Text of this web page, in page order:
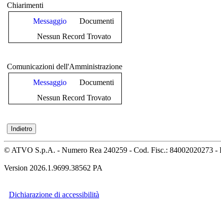
Chiarimenti
Messaggio
Documenti
Nessun Record Trovato
Comunicazioni dell'Amministrazione
Messaggio
Documenti
Nessun Record Trovato
© ATVO S.p.A. - Numero Rea 240259 - Cod. Fisc.: 84002020273 -
Version 2026.1.9699.38562 PA
Dichiarazione di accessibilità